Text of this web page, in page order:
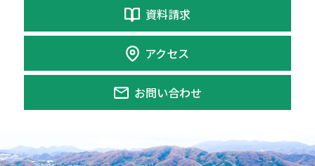
資料請求
アクセス
お問い合わせ